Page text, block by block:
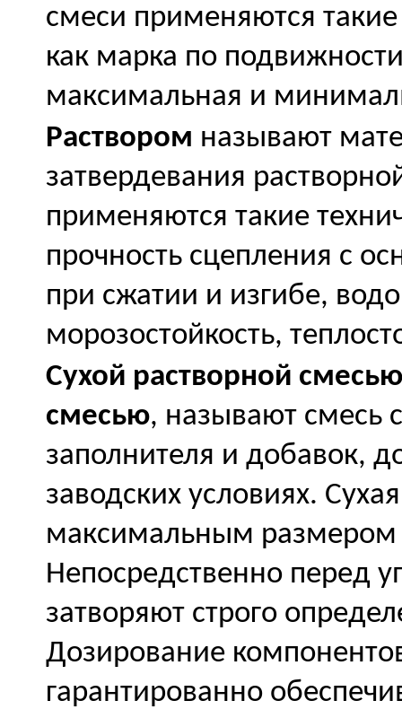
смеси применяются такие
как марка по
максимальная и
Раствором называют
затвердевания
применяются такие
прочность сцепления с
при сжатии и изгибе,
морозостойкость,
Сухой растворной смесью
смесью, называют смесь
заполнителя и добавок,
заводских условиях.
максимальным размером
Непосредственно перед
затворяют строго
Дозирование
гарантированно